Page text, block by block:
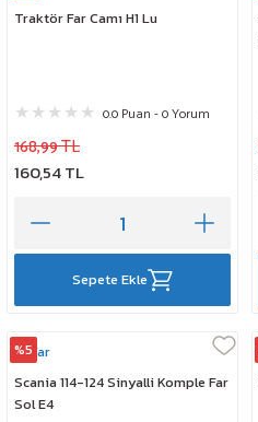
Traktör Far Camı H1 Lu
0.0 Puan - 0 Yorum
168,99 TL
160,54 TL
Sepete Ekle
%5
Ayfar
Scania 114-124 Sinyalli Komple Far
Sol E4